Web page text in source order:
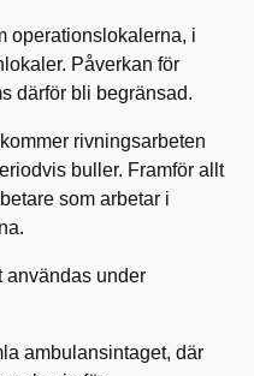
operationslokalerna, i
Påverkan för
därför bli begränsad.
rivningsarbeten
buller. Framför allt
som arbetar i
användas under
ambulansintaget, där